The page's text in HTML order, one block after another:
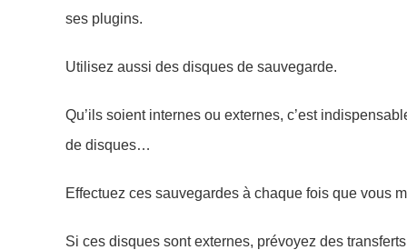
ses plugins.
Utilisez aussi des disques de sauvegarde.
Qu’ils soient internes ou externes, c’est
de disques…
Effectuez ces sauvegardes à chaque fois que vous
Si ces disques sont externes, prévoyez des